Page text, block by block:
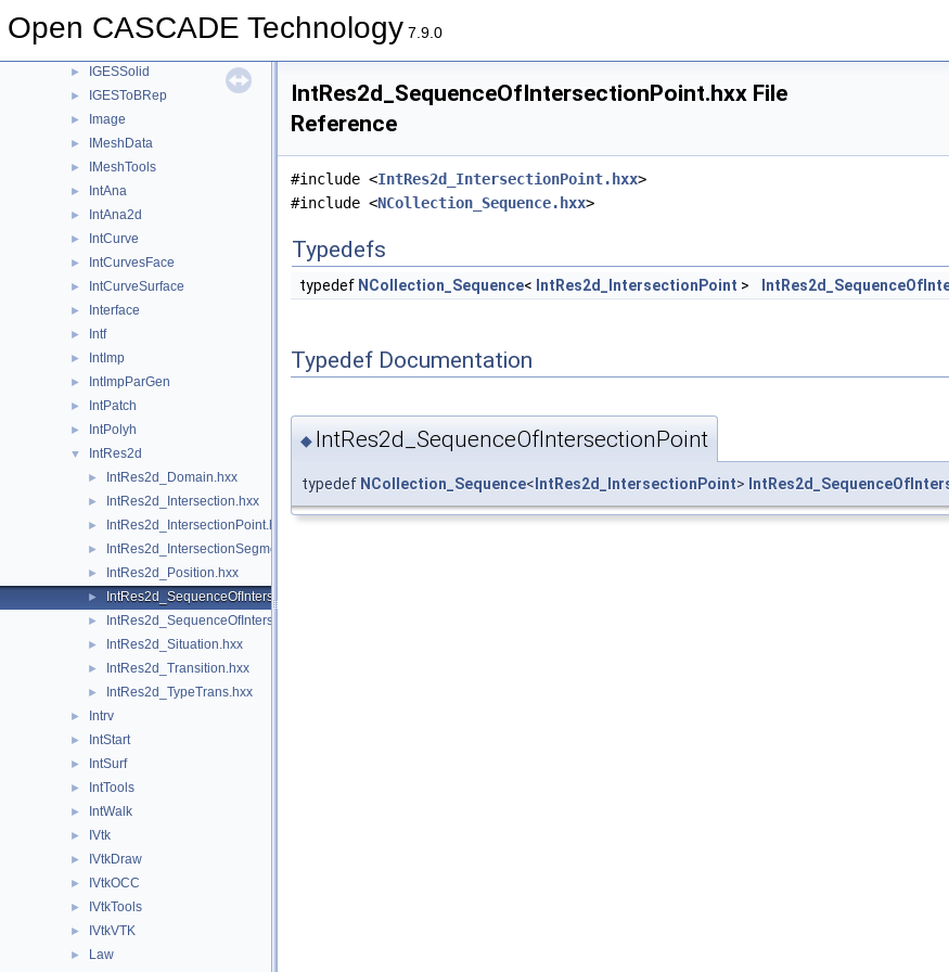
Open CASCADE Technology 7.9.0
► IGESGraph
► IGESSolid
► IGESToBRep
► Image
► IMeshData
► IMeshTools
► IntAna
► IntAna2d
► IntCurve
► IntCurvesFace
► IntCurveSurface
► Interface
► Intf
► IntImp
► IntImpParGen
► IntPatch
► IntPolyh
▼ IntRes2d
► IntRes2d_Domain.hxx
► IntRes2d_Intersection.hxx
► IntRes2d_IntersectionPoint.hxx
► IntRes2d_IntersectionSegment.hxx
► IntRes2d_Position.hxx
► IntRes2d_SequenceOfIntersectionPoint.hxx
► IntRes2d_SequenceOfIntersectionSegment.hxx
► IntRes2d_Situation.hxx
► IntRes2d_Transition.hxx
► IntRes2d_TypeTrans.hxx
► Intrv
► IntStart
► IntSurf
► IntTools
► IntWalk
► IVtk
► IVtkDraw
► IVtkOCC
► IVtkTools
► IVtkVTK
►
Law
IntRes2d_SequenceOfIntersectionPoint.hxx File
Reference
#include <IntRes2d_IntersectionPoint.hxx>
#include <NCollection_Sequence.hxx>
Typedefs
typedef NCollection_Sequence< IntRes2d_IntersectionPoint >
Typedef Documentation
◆ IntRes2d_SequenceOfIntersectionPoint
typedef NCollection_Sequence<IntRes2d_IntersectionPoint>